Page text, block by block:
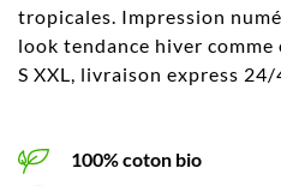
tropicales. Impression
look tendance hiver
S XXL, livraison express 24/
100% coton bio